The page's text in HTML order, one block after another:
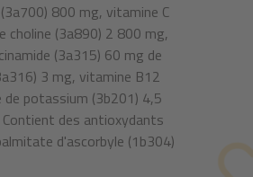
800 mg, vitamine C
choline (3a890) 2 800 mg,
(3a315) 60 mg de
3 mg, vitamine B12
de potassium (3b201) 4,5
des antioxydants
d'ascorbyle (1b304)